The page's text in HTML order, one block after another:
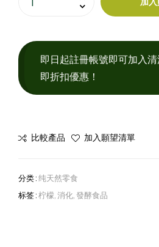
即日起註冊帳號即可加入
即折扣優惠！
比較產品 加入願望清單
分类 :纯天然零食
标签 :柠檬 消化 發酵食品